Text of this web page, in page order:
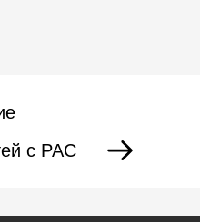
с РАС